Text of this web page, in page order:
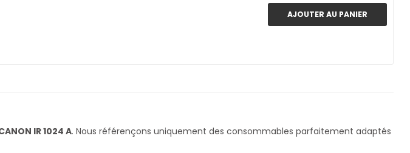
AJOUTER AU PANIER
IR 1024 A. Nous référençons uniquement des consommables parfaitement adaptés